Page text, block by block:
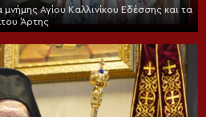
μνήμης Αγίου Καλλινίκου Εδέσσης και τα
Άρτης